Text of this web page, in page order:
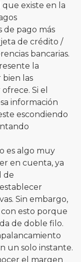
existe en la
de pago más
de crédito /
bancarias.
la
bien las
Si el
información
escondiendo
es algo muy
en cuenta, ya
de
Sin embargo,
esto porque
de doble filo.
un solo instante.
el margen